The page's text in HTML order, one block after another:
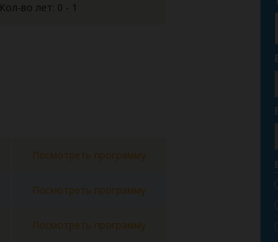
Кол-во лет: 0 - 1
Посмотреть программу
Посмотреть программу
Посмотреть программу